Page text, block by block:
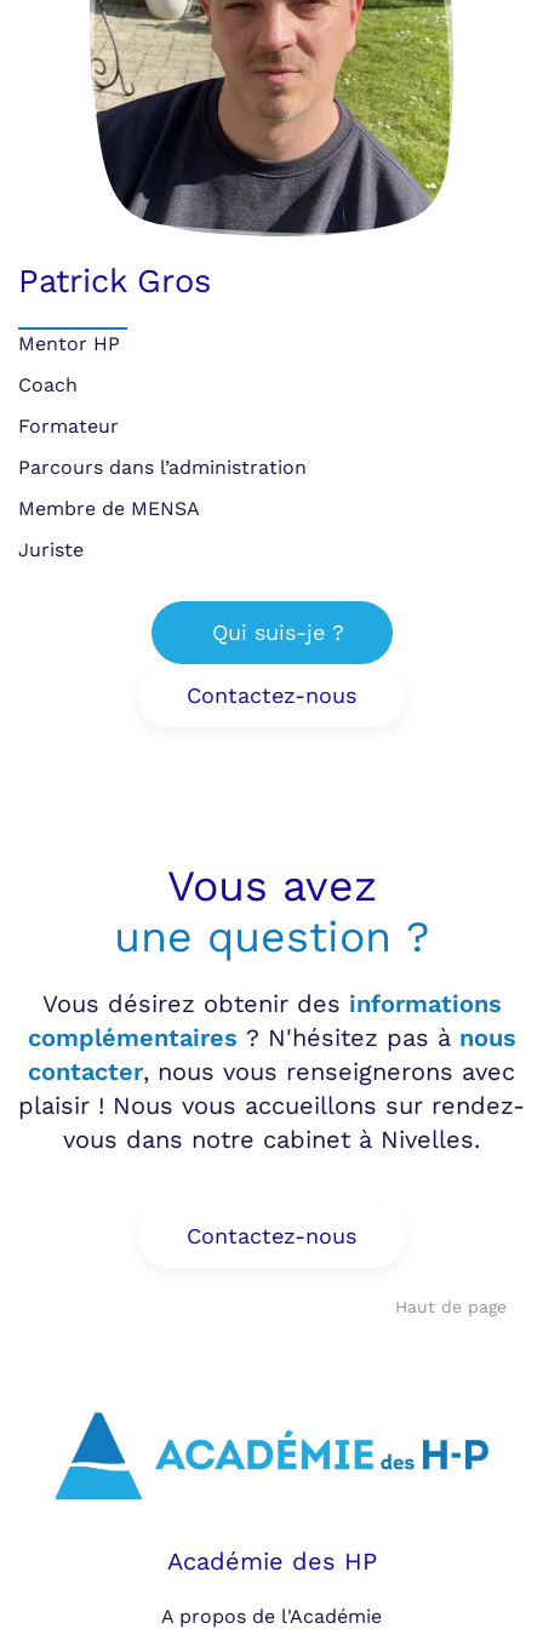
Patrick Gros
Mentor HP
Coach
Formateur
Parcours dans l’administration
Membre de MENSA
Juriste
Qui suis-je ?
Contactez-nous
Vous avez
une question ?
Vous désirez obtenir des informations
complémentaires ? N'hésitez pas à nous
contacter, nous vous renseignerons avec
plaisir ! Nous vous accueillons sur rendez-
vous dans notre cabinet à Nivelles.
Contactez-nous
Haut de page
Académie des HP
A propos de l'Académie